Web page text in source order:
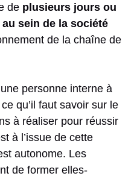
de plusieurs jours ou
au sein de la société
de la chaîne de
personne interne à
qu’il faut savoir sur le
à réaliser pour réussir
à l’issue de cette
autonome. Les
de former elles-